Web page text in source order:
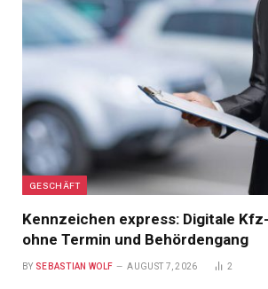
GESCHÄFT
Kennzeichen express: Digitale
ohne Termin und Behördengang
BY SEBASTIAN WOLF AUGUST 7, 2026 2